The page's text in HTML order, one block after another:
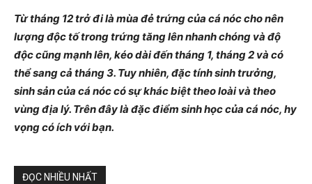
Từ tháng 12 trở đi là mùa đẻ trứng của cá nóc cho nên
lượng độc tố trong trứng tăng lên nhanh chóng và độ
độc cũng mạnh lên, kéo dài đến tháng 1, tháng 2 và có
thể sang cả tháng 3. Tuy nhiên, đặc tính sinh trưởng,
sinh sản của cá nóc có sự khác biệt theo loài và theo
vùng địa lý. Trên đây là đặc điểm sinh học của cá nóc, hy
vọng có ích với bạn.
ĐỌC NHIỀU NHẤT